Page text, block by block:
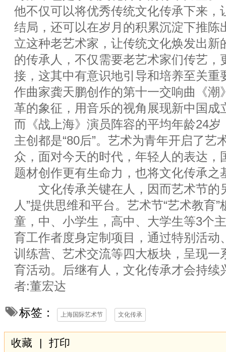
他不仅可以将优秀传统文化传承下来，
结局，还可以在岁月的积累沉淀下推陈
立这种老艺术家，让传统文化焕发出新
的传承人，不仅需要老艺术家们传艺，
接，这其中有意识地引导和培养至关重
作曲家龚天鹏创作的第十一交响曲《潮
革的象征，用音乐的视角展现新中国成
而《战上海》演员阵容的平均年龄24
主创都是“80后”。艺术为青年开启了艺
众，面对今天的时代，年轻人的表达，
题材创作更有生命力，也将文化传承之
文化传承关键在人，因而艺术节的
人”提供思维和平台。艺术节“艺术教育
童，中、小学生，高中、大学生等3个
育工作者度身定制项目，通过特别活动
训练营、艺术交流等四大板块，呈现一
育活动。后继有人，文化传承才会持续
者:董宏达
标签： 上海国际艺术节 文化传承
收藏 | 打印